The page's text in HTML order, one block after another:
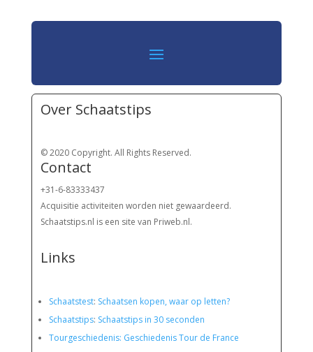
Over Schaatstips
© 2020 Copyright. All Rights Reserved.
Contact
+31-6-83333437
Acquisitie activiteiten worden niet gewaardeerd.
Schaatstips.nl is een site van Priweb.nl.
Links
Schaatstest: Schaatsen kopen, waar op letten?
Schaatstips: Schaatstips in 30 seconden
Tourgeschiedenis: Geschiedenis Tour de France